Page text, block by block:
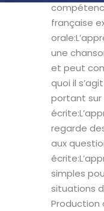
française
une
et peut
quoi il
portant sur
regarde
aux
simples
situations
Production